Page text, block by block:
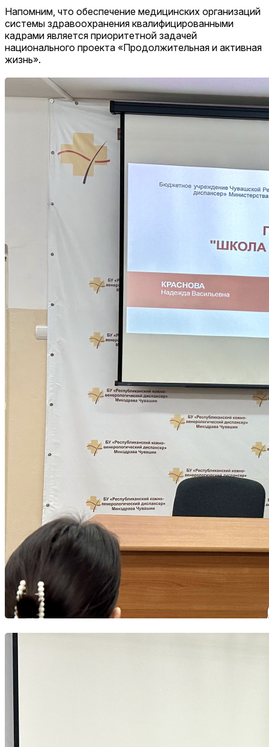
Напомним, что обеспечение медицинских организаций
системы здравоохранения квалифицированными
кадрами является приоритетной задачей
национального проекта «Продолжительная и активная
жизнь».